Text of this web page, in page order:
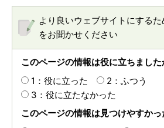
より良いウェブサイトにする
をお聞かせください
このページの情報は役に立ちました
1：役に立った
2：ふつう
3：役に立たなかった
このページの情報は見つけやすかっ